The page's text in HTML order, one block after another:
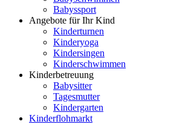
Babyssport
Angebote für Ihr Kind
Kinderturnen
Kinderyoga
Kindersingen
Kinderschwimmen
Kinderbetreuung
Babysitter
Tagesmutter
Kindergarten
Kinderflohmarkt